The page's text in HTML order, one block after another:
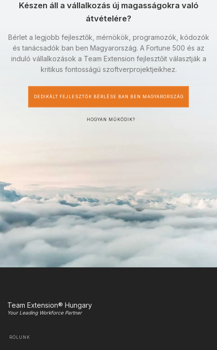
Készen áll a vállalkozás új magasságokra való
átvételére?
Bérlet a legjobb fejlesztők, mérnökök, programozók, kódozók
és tanácsadók ban ben Magyarország. A Fortune 500 és az
induló vállalkozások a Team Extension fejlesztőit választják a
kritikus fontosságú szoftverprojektjeikhez.
DEDIKÁLT FEJLESZTŐK BÉRLÉSE BAN BEN MAGYARORSZÁG
HOGYAN MŰKÖDIK?
Team Extension® Hungary
Your Leading Workforce Partner
RÓLUNK